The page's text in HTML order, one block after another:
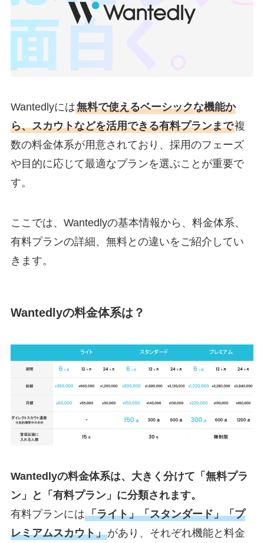
Wantedlyには無料で使えるベーシックな機能か
ら、スカウトなどを活用できる有料プランまで複
数の料金体系が用意されており、採用のフェーズ
や目的に応じて最適なプランを選ぶことが重要で
す。
ここでは、Wantedlyの基本情報から、料金体系、
有料プランの詳細、無料との違いをご紹介してい
きます。
Wantedlyの料金体系は？
Wantedlyの料金体系は、大きく分けて「無料プラ
ン」と「有料プラン」に分類されます。
有料プランには「ライト」「スタンダード」「プ
レミアムスカウト」があり、それぞれ機能と料金